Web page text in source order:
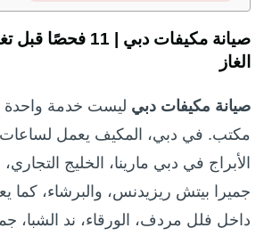
صيانة مكيفات دبي |
الغاز
صيانة مكيفات دبي ليست خدمة واحدة
مكتب. في دبي، المكيف يعمل
الأبراج في دبي مارينا، الخليج
جميرا بيتش ريزيدنس، والبرشاء،
داخل فلل مردف، الورقاء، ند الشبا،